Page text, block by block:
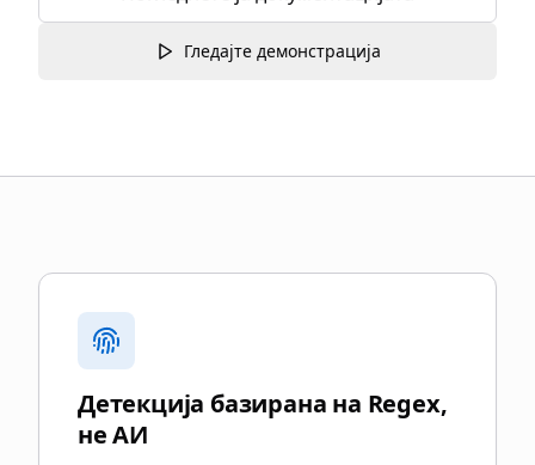
Гледајте демонстрација
Зошто да изберете blurgate.legal
Детекција базирана на Regex,
не АИ